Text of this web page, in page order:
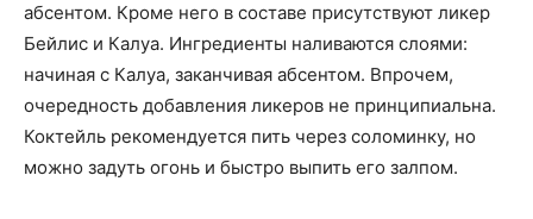
абсентом. Кроме него в составе присутствуют ликер
Бейлис и Калуа. Ингредиенты наливаются слоями:
начиная с Калуа, заканчивая абсентом. Впрочем,
очередность добавления ликеров не принципиальна.
Коктейль рекомендуется пить через соломинку, но
можно задуть огонь и быстро выпить его залпом.